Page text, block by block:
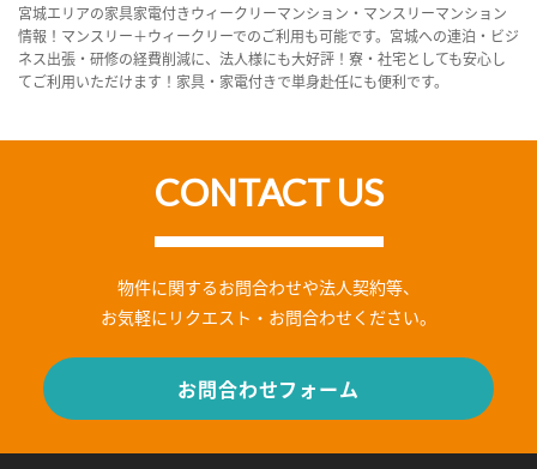
宮城エリアの家具家電付きウィークリーマンション・マンスリーマンション
情報！マンスリー＋ウィークリーでのご利用も可能です。宮城への連泊・ビジ
ネス出張・研修の経費削減に、法人様にも大好評！寮・社宅としても安心し
てご利用いただけます！家具・家電付きで単身赴任にも便利です。
CONTACT US
物件に関するお問合わせや法人契約等、
お気軽にリクエスト・お問合わせください。
お問合わせフォーム